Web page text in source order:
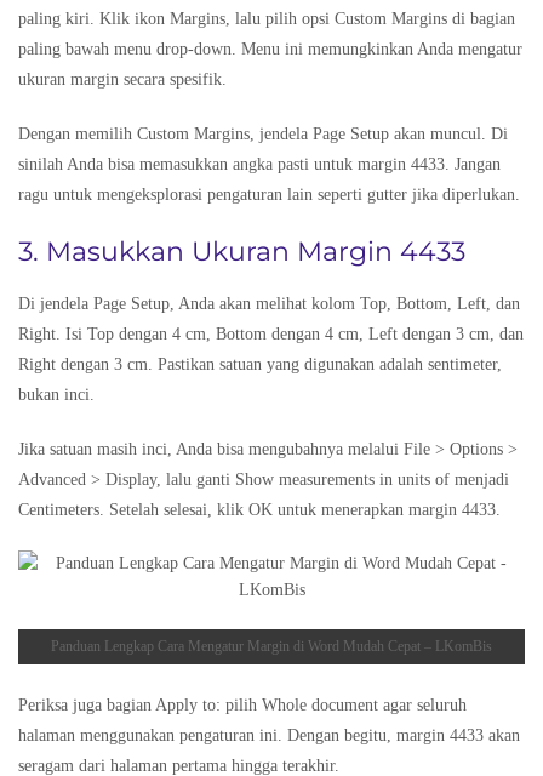
paling kiri. Klik ikon Margins, lalu pilih opsi Custom Margins di bagian
paling bawah menu drop-down. Menu ini memungkinkan Anda mengatur
ukuran margin secara spesifik.
Dengan memilih Custom Margins, jendela Page Setup akan muncul. Di
sinilah Anda bisa memasukkan angka pasti untuk margin 4433. Jangan
ragu untuk mengeksplorasi pengaturan lain seperti gutter jika diperlukan.
3. Masukkan Ukuran Margin 4433
Di jendela Page Setup, Anda akan melihat kolom Top, Bottom, Left, dan
Right. Isi Top dengan 4 cm, Bottom dengan 4 cm, Left dengan 3 cm, dan
Right dengan 3 cm. Pastikan satuan yang digunakan adalah sentimeter,
bukan inci.
Jika satuan masih inci, Anda bisa mengubahnya melalui File > Options >
Advanced > Display, lalu ganti Show measurements in units of menjadi
Centimeters. Setelah selesai, klik OK untuk menerapkan margin 4433.
Panduan Lengkap Cara Mengatur Margin di Word Mudah Cepat – LKomBis
Periksa juga bagian Apply to: pilih Whole document agar seluruh
halaman menggunakan pengaturan ini. Dengan begitu, margin 4433 akan
seragam dari halaman pertama hingga terakhir.